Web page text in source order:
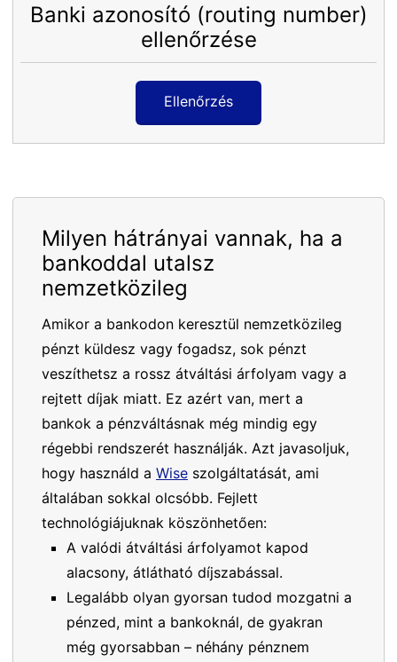
Banki azonosító (routing number)
ellenőrzése
Ellenőrzés
Milyen hátrányai vannak, ha a
bankoddal utalsz
nemzetközileg
Amikor a bankodon keresztül nemzetközileg
pénzt küldesz vagy fogadsz, sok pénzt
veszíthetsz a rossz átváltási árfolyam vagy a
rejtett díjak miatt. Ez azért van, mert a
bankok a pénzváltásnak még mindig egy
régebbi rendszerét használják. Azt javasoljuk,
hogy használd a Wise szolgáltatását, ami
általában sokkal olcsóbb. Fejlett
technológiájuknak köszönhetően:
A valódi átváltási árfolyamot kapod
alacsony, átlátható díjszabással.
Legalább olyan gyorsan tudod mozgatni a
pénzed, mint a bankoknál, de gyakran
még gyorsabban – néhány pénznem